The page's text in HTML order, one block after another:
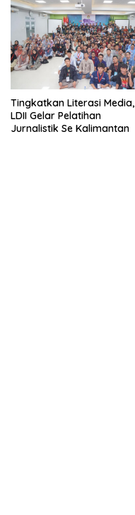
Tingkatkan Literasi Media,
LDII Gelar Pelatihan
Jurnalistik Se Kalimantan